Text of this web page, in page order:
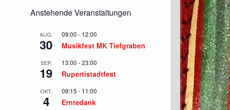
Anstehende Veranstaltungen
AUG.
30
09:00 - 12:00
Musikfest MK Tiefgraben
SEP.
19
13:00 -23:00
Rupertistadtfest
OKT.
4
09:15 - 11:00
Erntedank